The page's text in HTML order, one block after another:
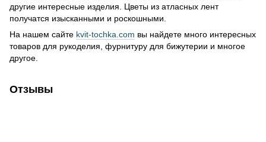
другие интересные изделия. Цветы из атласных лент
получатся изысканными и роскошными.
На нашем сайте kvit-tochka.com вы найдете много интересных
товаров для рукоделия, фурнитуру для бижутерии и многое
другое.
Отзывы